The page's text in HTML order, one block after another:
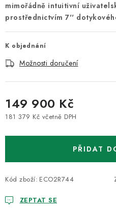
mimořádně intuitivní
prostřednictvím 7''
K objednání
Možnosti doručení
149 900 Kč
181 379 Kč včetně DPH
PŘIDAT
Kód zboží: ECO2R744
ZEPTAT SE